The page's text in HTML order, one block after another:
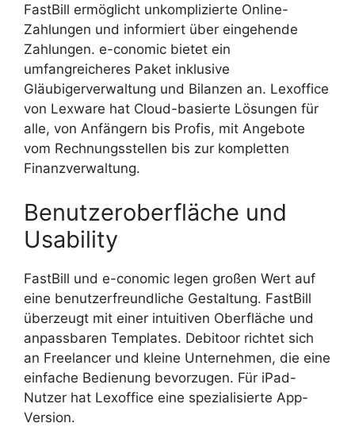
FastBill ermöglicht unkomplizierte Online-
Zahlungen und informiert über eingehende
Zahlungen. e-conomic bietet ein
umfangreicheres Paket inklusive
Gläubigerverwaltung und Bilanzen an. Lexoffice
von Lexware hat Cloud-basierte Lösungen für
alle, von Anfängern bis Profis, mit Angebote
vom Rechnungsstellen bis zur kompletten
Finanzverwaltung.
Benutzeroberfläche und
Usability
FastBill und e-conomic legen großen Wert auf
eine benutzerfreundliche Gestaltung. FastBill
überzeugt mit einer intuitiven Oberfläche und
anpassbaren Templates. Debitoor richtet sich
an Freelancer und kleine Unternehmen, die eine
einfache Bedienung bevorzugen. Für iPad-
Nutzer hat Lexoffice eine spezialisierte App-
Version.